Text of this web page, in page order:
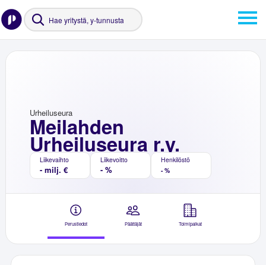
Meilahden
Urheiluseura r.y.
Urheiluseura
Liikevaihto
- milj. €
Liikevoitto
- %
Henkilöstö
- %
Perustiedot Päättäjät Toimipaikat